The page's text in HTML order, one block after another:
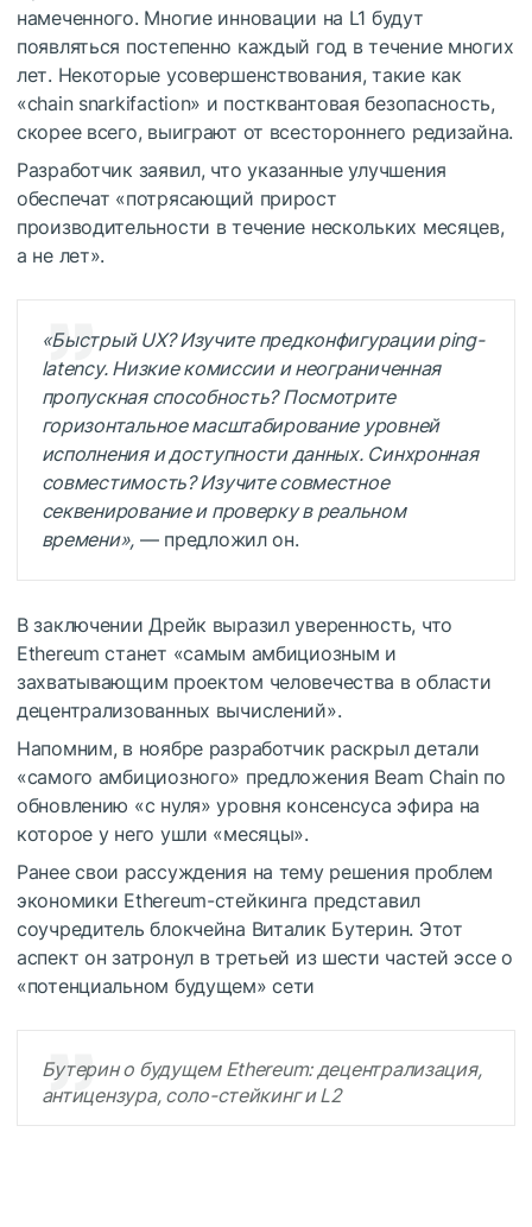
намеченного. Многие инновации на L1 будут
появляться постепенно каждый год в течение многих
лет. Некоторые усовершенствования, такие как
«chain snarkifaction» и постквантовая безопасность,
скорее всего, выиграют от всестороннего редизайна.
Разработчик заявил, что указанные улучшения
обеспечат «потрясающий прирост
производительности в течение нескольких месяцев,
а не лет».
«Быстрый UX? Изучите предконфигурации ping-
latency. Низкие комиссии и неограниченная
пропускная способность? Посмотрите
горизонтальное масштабирование уровней
исполнения и доступности данных. Синхронная
совместимость? Изучите совместное
секвенирование и проверку в реальном
времени», — предложил он.
В заключении Дрейк выразил уверенность, что
Ethereum станет «самым амбициозным и
захватывающим проектом человечества в области
децентрализованных вычислений».
Напомним, в ноябре разработчик раскрыл детали
«самого амбициозного» предложения Beam Chain по
обновлению «с нуля» уровня консенсуса эфира на
которое у него ушли «месяцы».
Ранее свои рассуждения на тему решения проблем
экономики Ethereum-стейкинга представил
соучредитель блокчейна Виталик Бутерин. Этот
аспект он затронул в третьей из шести частей эссе о
«потенциальном будущем» сети
Бутерин о будущем Ethereum: децентрализация,
антицензура, соло-стейкинг и L2